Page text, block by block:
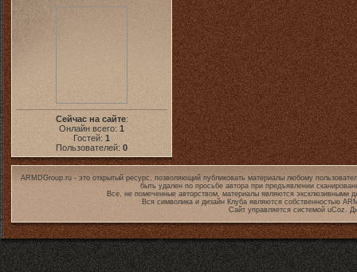
Сейчас на сайте:
Онлайн всего: 1
Гостей: 1
Пользователей: 0
ARMDGroup.ru - это открытый ресурс, позволяющий публиковать материалы любому
быть удален по просьбе автора при предъявлении
Все, не помеченные авторством, материалы являются эксклюзивными
Вся символика и дизайн Клуба являются собственностью
Сайт управляется системой uCoz.